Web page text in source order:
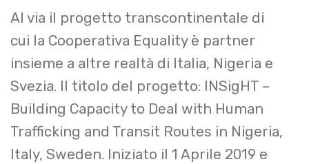
Al via il progetto transcontinentale di
cui la Cooperativa Equality è partner
insieme a altre realtà di Italia, Nigeria e
Svezia. Il titolo del progetto: INSigHT –
Building Capacity to Deal with Human
Trafficking and Transit Routes in Nigeria,
Italy, Sweden. Iniziato il 1 Aprile 2019 e